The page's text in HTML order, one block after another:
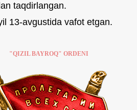
taqdirlangan.
13-avgustida vafot etgan.
"QIZIL BAYROQ" ORDENI